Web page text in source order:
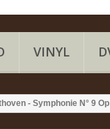
VINYL
- Symphonie N° 9